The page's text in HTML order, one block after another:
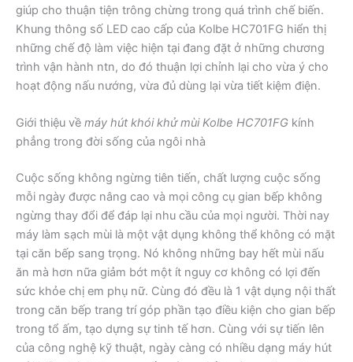
giúp cho thuận tiện trông chừng trong quá trình chế biến.
Khung thông số LED cao cấp của Kolbe HC701FG hiển thị
những chế độ làm việc hiện tại đang đặt ở những chương
trình vận hành ntn, do đó thuận lợi chỉnh lại cho vừa ý cho
hoạt động nấu nướng, vừa đủ dùng lại vừa tiết kiệm điện.
Giới thiệu về máy hút khói khử mùi Kolbe HC701FG kính
phẳng trong đời sống của ngôi nhà
Cuộc sống không ngừng tiên tiến, chất lượng cuộc sống
mỗi ngày được nâng cao và mọi công cụ gian bếp không
ngừng thay đổi để đáp lại nhu cầu của mọi người. Thời nay
máy làm sạch mùi là một vật dụng không thể không có mặt
tại căn bếp sang trọng. Nó không những bay hết mùi nấu
ăn mà hơn nữa giảm bớt một ít nguy cơ không có lợi đến
sức khỏe chị em phụ nữ. Cùng đó đều là 1 vật dụng nội thất
trong căn bếp trang trí góp phần tạo điều kiện cho gian bếp
trong tổ ấm, tạo dựng sự tinh tế hơn. Cùng với sự tiến lên
của công nghệ kỹ thuật, ngày càng có nhiều dạng máy hút